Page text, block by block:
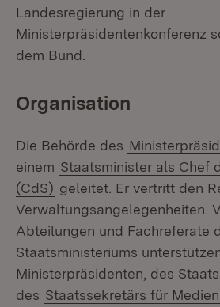
Landesregierung in der
Ministerpräsidentenkonferenz
dem Bund.
Organisation
Die Behörde des
einem Staatsminister als Chef
(CdS) geleitet. Er vertritt den
Verwaltungsangelegenheiten.
Abteilungen und Fachreferate
Staatsministeriums
Ministerpräsidenten, des
des Staatssekretärs für